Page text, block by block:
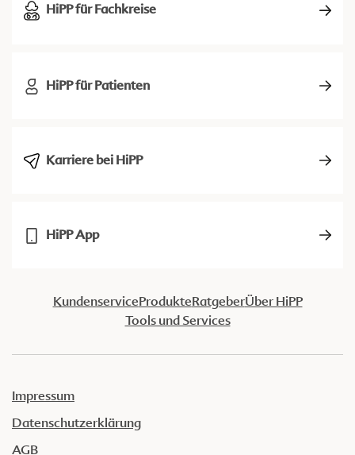
HiPP für Fachkreise
HiPP für Patienten
Karriere bei HiPP
HiPP App
KundenserviceProdukteRatgeberÜber HiPP
Tools und Services
Impressum
Datenschutzerklärung
AGB